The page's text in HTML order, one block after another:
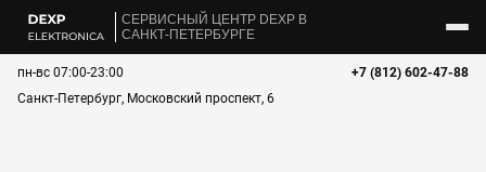
CЕРВИСНЫЙ ЦЕНТР DEXP В
САНКТ-ПЕТЕРБУРГЕ
+7 (812) 602-47-88
пн-вс 07:00-23:00
Санкт-Петербург, Московский проспект, 6